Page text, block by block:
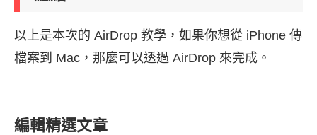
以上是本次的 AirDrop 教學，如果你想從 iPhone 傳
檔案到 Mac，那麼可以透過 AirDrop 來完成。
編輯精選文章